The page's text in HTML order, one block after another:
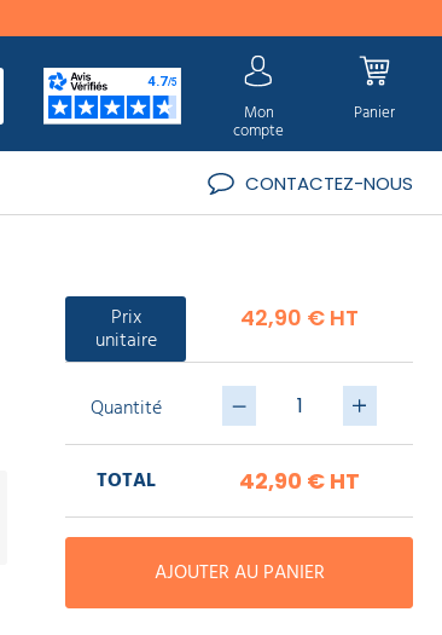
Mon
compte
Panier
CONTACTEZ-NOUS
Prix
unitaire
42,90 € HT
Quantité
TOTAL 42,90 € HT
AJOUTER AU PANIER